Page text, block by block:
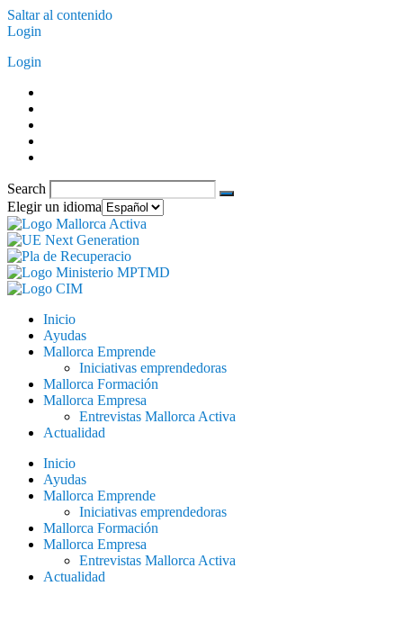
Saltar al contenido
Login
Login
Search
Elegir un idioma
Inicio
Ayudas
Mallorca Emprende
Iniciativas emprendedoras
Mallorca Formación
Mallorca Empresa
Entrevistas Mallorca Activa
Actualidad
Inicio
Ayudas
Mallorca Emprende
Iniciativas emprendedoras
Mallorca Formación
Mallorca Empresa
Entrevistas Mallorca Activa
Actualidad